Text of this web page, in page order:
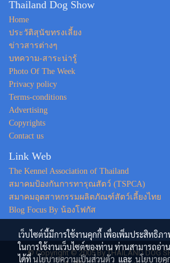
Thailand Dog Show
Home
ประวัติสุนัขทรงเลี้ยง
ข่าวสารต่างๆ
บทความ-สาระน่ารู้
Photo Of The Week
Privacy policy
Terms-conditions
Advertising
Copyrights
Contact us
Link Web
The Kennel Association of Thailand
สมาคมป้องกันการทารุณสัตว์ (TSPCA)
สมาคมอุตสาหกรรมผลิตภัณฑ์สัตว์เลี้ยงไทย
Blog Focus By น้องโฟกัส
© Copyright © 2005 By THAILAND DOG
เว็บไซต์นี้มีการใช้งานคุกกี้ เพื่อเพิ่มประสิทธิ
ในการใช้งานเว็บไซต์ของท่าน ท่านสามารถอ่า
ได้ที่นโยบายความเป็นส่วนตัวและนโยบายคุ